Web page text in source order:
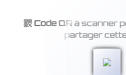
Code QR à scanner
partager